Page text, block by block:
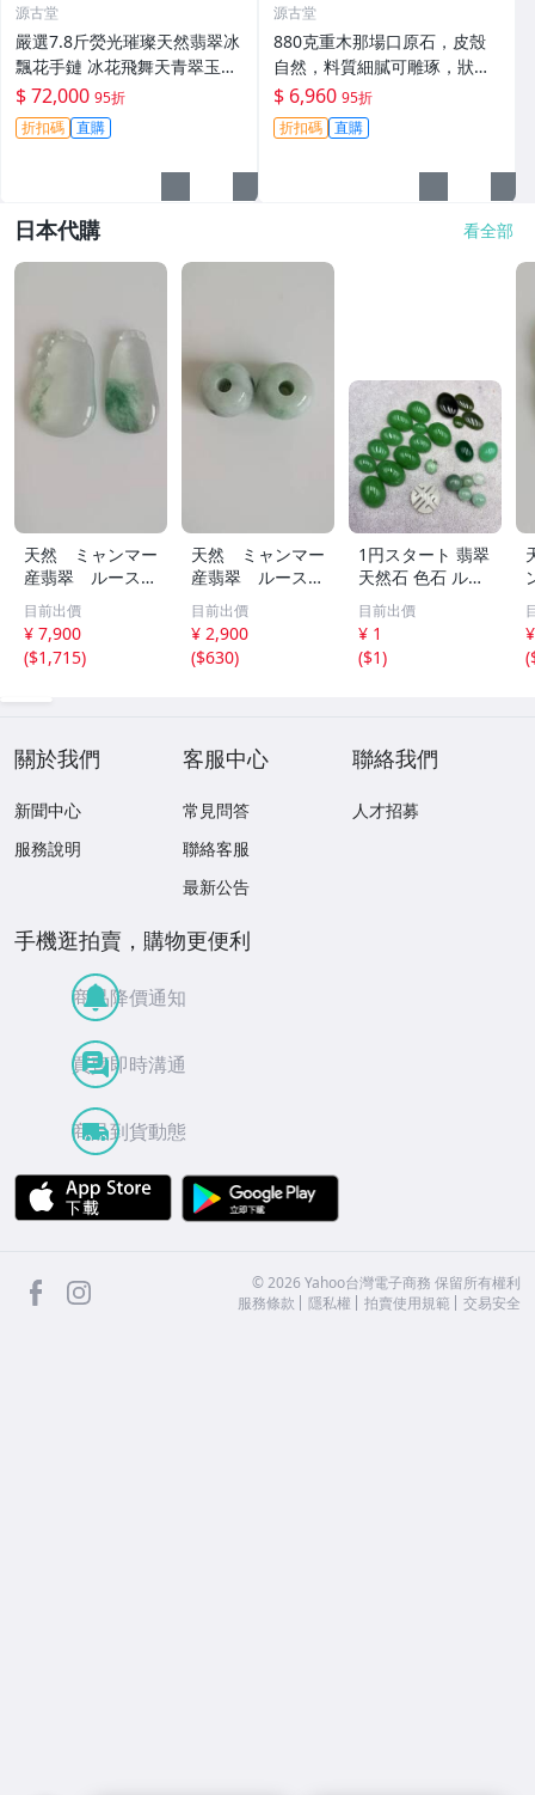
源古堂
嚴選7.8斤熒光璀璨天然翡翠冰
飄花手鏈 冰花飛舞天青翠玉br
acelet 翡翠手鏈 翡翠bracelet
$ 72,000 95折
折扣碼 直購
源古堂
880克重木那場口原石，皮殼
自然，料質細膩可雕琢，狀態
優良適合作為手鐲或收藏，嚴
選天然A貨翡翠#天然翡翠 A貨
翡翠 手鐲原料
$ 6,960 95折
折扣碼 直購
日本代購 看全部
天然 ミャンマー
産翡翠 ルース
瓜 氷のように透
き通る 17ｘ8.5
ｘ2.4ｍｍ 3.5ct
と 17.6ｘ11
目前出價
¥ 7,900
($1,715)
天然 ミャンマー
産翡翠 ルース
18ｘ12.8ｍ
ｍ 40.5ct と
18.4ｘ13.3ｍｍ
43ct 注意事項
目前出價
¥ 2,900
($630)
1円スタート 翡翠
天然石 色石 ルー
ス まとめ 大量 ジ
ュエリー 宝石 総
重量約49.0g ヒス
イ HE0806ろ
目前出價
¥ 1
($1)
(
關於我們
新聞中心
服務說明
客服中心
常見問答
聯絡客服
最新公告
聯絡我們
人才招募
手機逛拍賣，購物更便利
商品降價通知
買賣即時溝通
商品到貨動態
APP Store
facebook ©2026 Yahoo台灣電子商務 保留所有權利
服務條款
隱私權 拍賣使用規範 交易安全